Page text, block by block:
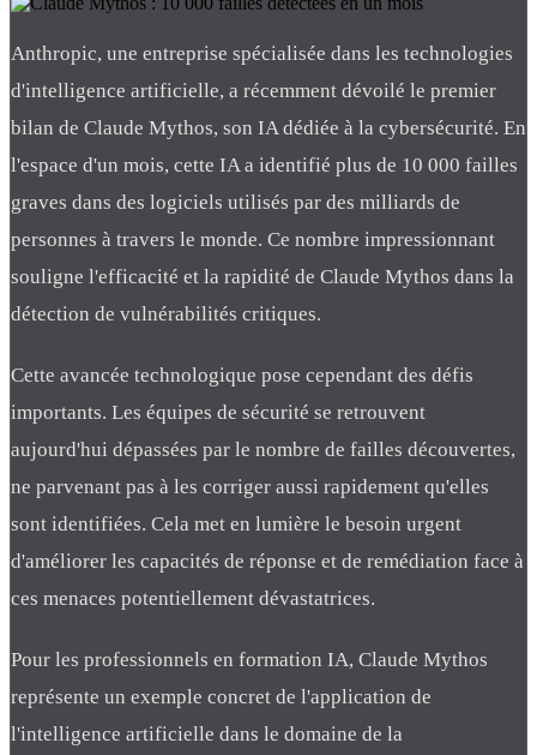
Anthropic, une entreprise spécialisée dans les technologies
d'intelligence artificielle, a récemment dévoilé le premier
bilan de Claude Mythos, son IA dédiée à la cybersécurité. En
l'espace d'un mois, cette IA a identifié plus de 10 000 failles
graves dans des logiciels utilisés par des milliards de
personnes à travers le monde. Ce nombre impressionnant
souligne l'efficacité et la rapidité de Claude Mythos dans la
détection de vulnérabilités critiques.
Cette avancée technologique pose cependant des défis
importants. Les équipes de sécurité se retrouvent
aujourd'hui dépassées par le nombre de failles découvertes,
ne parvenant pas à les corriger aussi rapidement qu'elles
sont identifiées. Cela met en lumière le besoin urgent
d'améliorer les capacités de réponse et de remédiation face à
ces menaces potentiellement dévastatrices.
Pour les professionnels en formation IA, Claude Mythos
représente un exemple concret de l'application de
l'intelligence artificielle dans le domaine de la